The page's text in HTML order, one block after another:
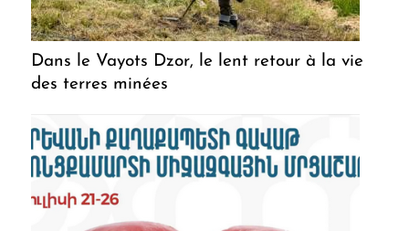
Dans le Vayots Dzor, le lent retour à la vie
des terres minées